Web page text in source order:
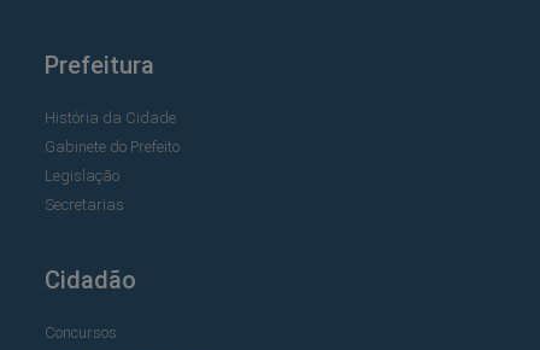
Prefeitura
História da Cidade
Gabinete do Prefeito
Legislação
Secretarias
Cidadão
Concursos